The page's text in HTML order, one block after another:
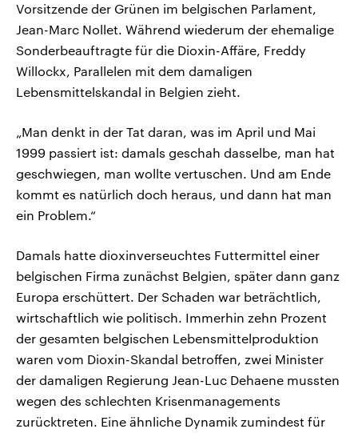
Vorsitzende der Grünen im belgischen Parlament,
Jean-Marc Nollet. Während wiederum der ehemalige
Sonderbeauftragte für die Dioxin-Affäre, Freddy
Willockx, Parallelen mit dem damaligen
Lebensmittelskandal in Belgien zieht.
„Man denkt in der Tat daran, was im April und Mai
1999 passiert ist: damals geschah dasselbe, man hat
geschwiegen, man wollte vertuschen. Und am Ende
kommt es natürlich doch heraus, und dann hat man
ein Problem.“
Damals hatte dioxinverseuchtes Futtermittel einer
belgischen Firma zunächst Belgien, später dann ganz
Europa erschüttert. Der Schaden war beträchtlich,
wirtschaftlich wie politisch. Immerhin zehn Prozent
der gesamten belgischen Lebensmittelproduktion
waren vom Dioxin-Skandal betroffen, zwei Minister
der damaligen Regierung Jean-Luc Dehaene mussten
wegen des schlechten Krisenmanagements
zurücktreten. Eine ähnliche Dynamik zumindest für